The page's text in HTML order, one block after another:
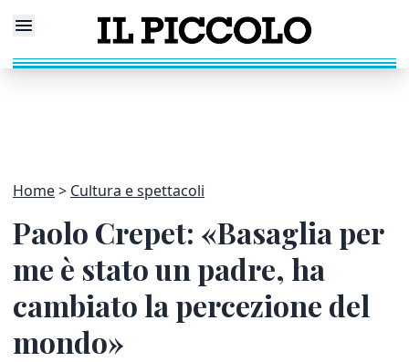
Home Cultura e spettacoli
Paolo Crepet: «Basaglia per
me è stato un padre, ha
cambiato la percezione del
mondo»